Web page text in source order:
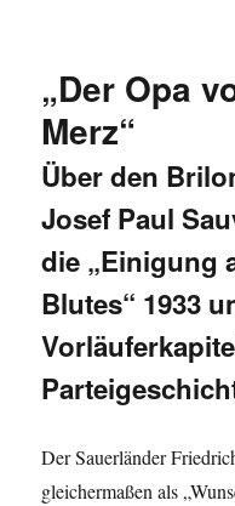
den
Naturschutz
HSK:
Biotop
Brilon-
Petersborn
(fast)
gerettet.
„Der Opa
Merz“
Über den
Josef Paul
die „Einigung
Blutes“ 1933
Der Sauerländer
gleichermaßen als